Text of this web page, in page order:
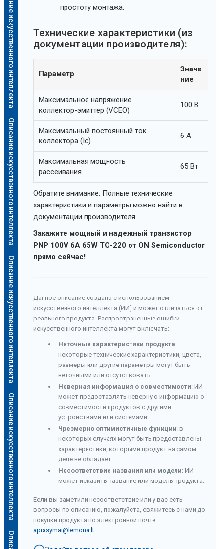
Описание искусственного интеллекта
Описание искусственного интеллекта
Описание искусственного интеллекта
Описание искусственного интеллекта
простоту монтажа.
Технические характеристики (из
документации производителя):
Параметр
Значе
ние
Максимальное напряжение
коллектор-эмиттер (VCEO)
100 В
Максимальный постоянный ток
коллектора (Ic)
6 А
Максимальная мощность
рассеивания
65 Вт
Обратите внимание: Полные технические
характеристики и параметры можно найти в
документации производителя.
Закажите мощный и надежный транзистор
PNP 100V 6A 65W TO-220 от ON Semiconductor
прямо сейчас!
Данное описание создано с использованием
искусственного интеллекта (ИИ) и может отличаться от
реального продукта. Распространенные ошибки
искусственного интеллекта могут включать:
Неточные характеристики продукта:
некоторые технические характеристики, цвета,
размеры или другие параметры могут быть
неточными или отсутствовать.
Неверная информация о совместимости: ИИ
может предоставлять неверную информацию о
совместимости продуктов с другими
устройствами или системами.
Чрезмерно оптимистичные функции: в
некоторых случаях могут быть предоставлены
характеристики, которыми продукт на самом
деле не обладает.
Несоответствие названия или модели: ИИ
может исказить название или модель продукта.
Если вы заметили несоответствие или у вас есть
вопросы по описанию, пожалуйста, свяжитесь с нами до
покупки продукта по электронной почте:
aprasymai@lemona.lt